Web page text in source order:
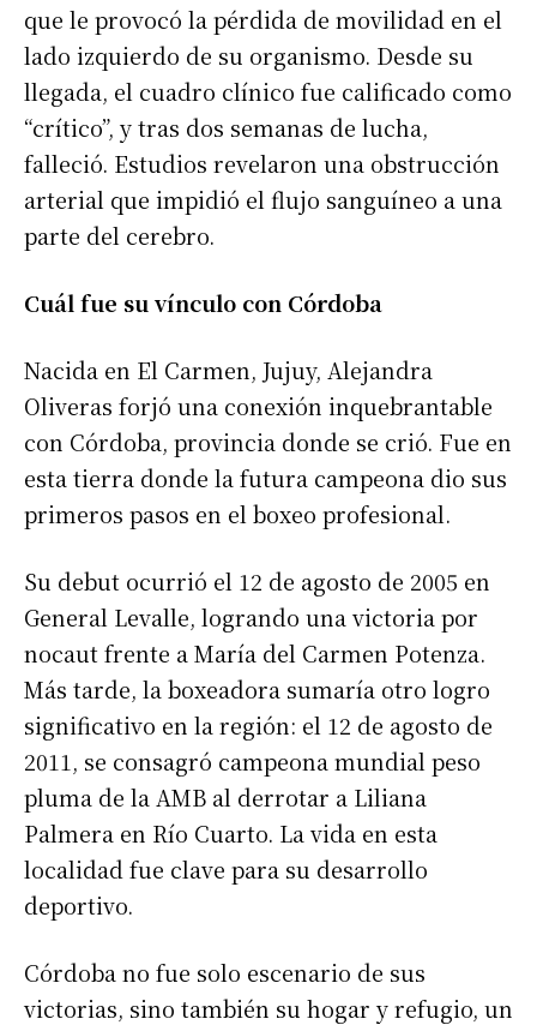
que le provocó la pérdida de movilidad en el
lado izquierdo de su organismo. Desde su
llegada, el cuadro clínico fue calificado como
“crítico”, y tras dos semanas de lucha,
falleció. Estudios revelaron una obstrucción
arterial que impidió el flujo sanguíneo a una
parte del cerebro.
Cuál fue su vínculo con Córdoba
Nacida en El Carmen, Jujuy, Alejandra
Oliveras forjó una conexión inquebrantable
con Córdoba, provincia donde se crió. Fue en
esta tierra donde la futura campeona dio sus
primeros pasos en el boxeo profesional.
Su debut ocurrió el 12 de agosto de 2005 en
General Levalle, logrando una victoria por
nocaut frente a María del Carmen Potenza.
Más tarde, la boxeadora sumaría otro logro
significativo en la región: el 12 de agosto de
2011, se consagró campeona mundial peso
pluma de la AMB al derrotar a Liliana
Palmera en Río Cuarto. La vida en esta
localidad fue clave para su desarrollo
deportivo.
Córdoba no fue solo escenario de sus
victorias, sino también su hogar y refugio, un